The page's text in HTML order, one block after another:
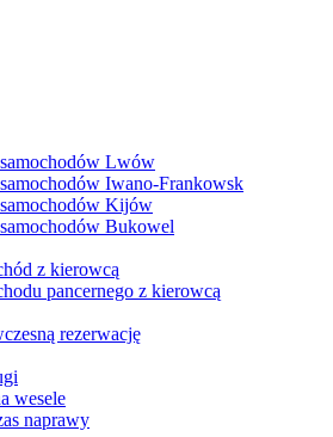
Lwów
Iwano-Frankowsk
Kijów
Bukowel
z kierowcą
pancernego z kierowcą
rezerwację
wesele
naprawy